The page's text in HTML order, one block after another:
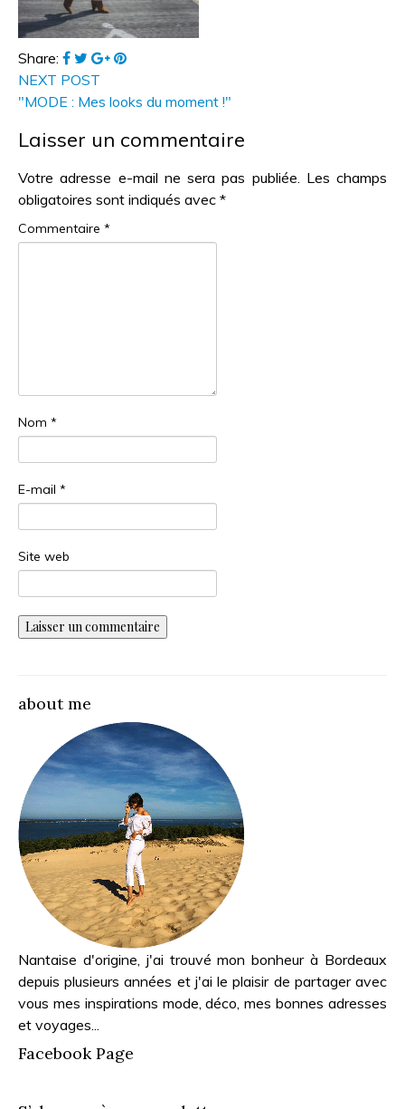
Share:
NEXT POST
"MODE : Mes looks du moment !"
Laisser un commentaire
Votre adresse e-mail ne sera pas publiée. Les champs
obligatoires sont indiqués avec *
Commentaire *
Nom *
E-mail *
Site web
about me
Nantaise d'origine, j'ai trouvé mon bonheur à Bordeaux
depuis plusieurs années et j'ai le plaisir de partager avec
vous mes inspirations mode, déco, mes bonnes adresses
et voyages...
Facebook Page